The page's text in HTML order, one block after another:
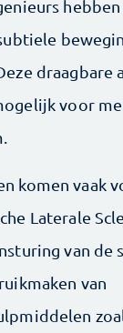
draagbare
voor
komen vaak
Laterale
van de
van